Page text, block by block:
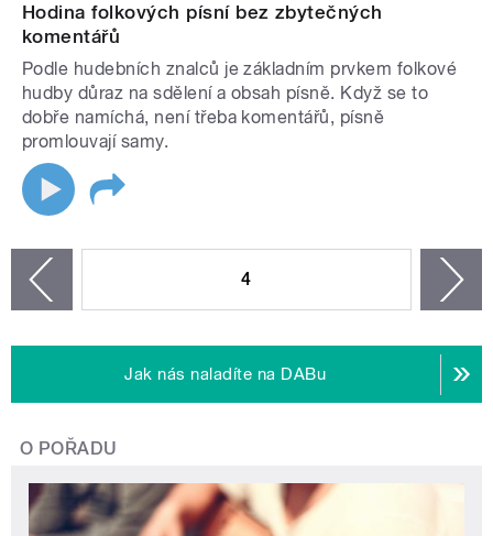
Hodina folkových písní bez zbytečných
komentářů
Podle hudebních znalců je základním prvkem folkové
hudby důraz na sdělení a obsah písně. Když se to
dobře namíchá, není třeba komentářů, písně
promlouvají samy.
4
Jak nás naladíte na DABu
O POŘADU